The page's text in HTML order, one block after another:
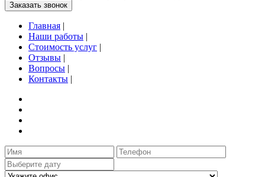
Заказать звонок
Главная |
Наши работы |
Стоимость услуг |
Отзывы |
Вопросы |
Контакты |